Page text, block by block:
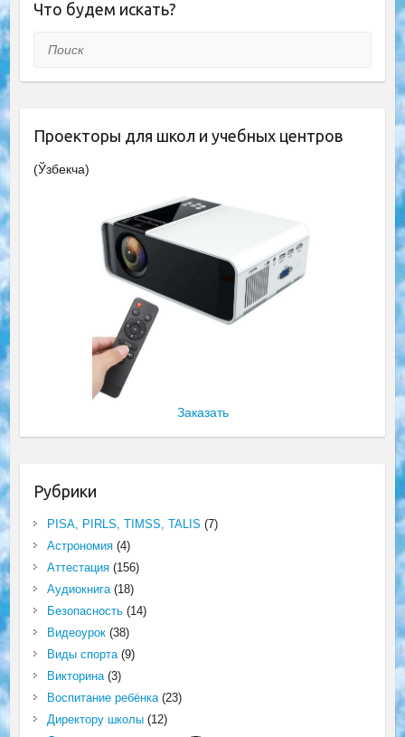
Что будем искать?
Поиск
Проекторы для школ и учебных центров
(Ўзбекча)
Заказать
Рубрики
PISA, PIRLS, TIMSS, TALIS (7)
Астрономия(4)
Аттестация(156)
Аудиокнига(18)
Безопасность(14)
Видеоурок(38)
Виды спорта(9)
Викторина(3)
Воспитание ребёнка(23)
Директору школы(12)